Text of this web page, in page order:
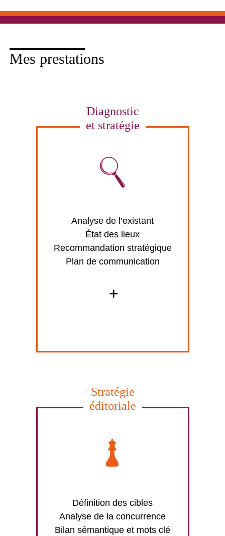
Mes prestations
Diagnostic
et stratégie
Analyse de l’existant
État des lieux
Recommandation stratégique
Plan de communication
+
Stratégie
éditoriale
Définition des cibles
Analyse de la concurrence
Bilan sémantique et mots clé